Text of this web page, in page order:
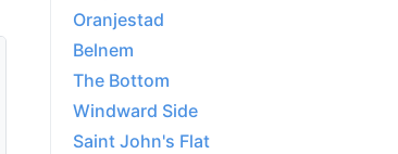
Oranjestad
Belnem
The Bottom
Windward Side
Saint John's Flat